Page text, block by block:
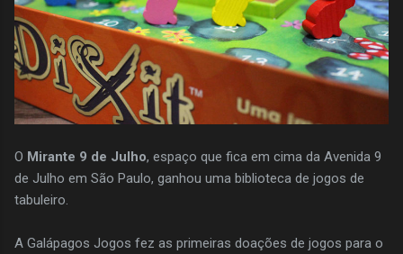
O Mirante 9 de Julho, espaço que fica em cima da Avenida 9
de Julho em São Paulo, ganhou uma biblioteca de jogos de
tabuleiro.
A Galápagos Jogos fez as primeiras doações de jogos para o